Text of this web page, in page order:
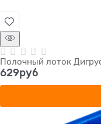
Полочный лоток
629руб